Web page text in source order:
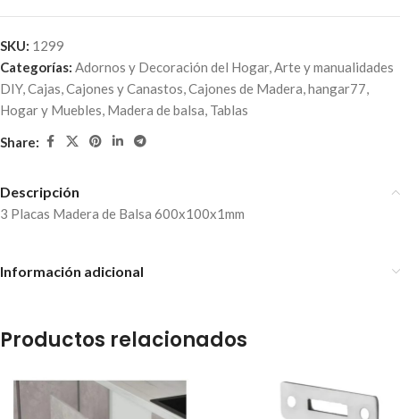
SKU: 1299
Categorías: Adornos y Decoración del Hogar,Arte y manualidades
DIY,Cajas, Cajones y Canastos,Cajones de Madera,hangar77,
Hogar y Muebles, Madera de balsa, Tablas
Share:
Descripción
3 Placas Madera de Balsa 600x100x1mm
Información adicional
Productos relacionados